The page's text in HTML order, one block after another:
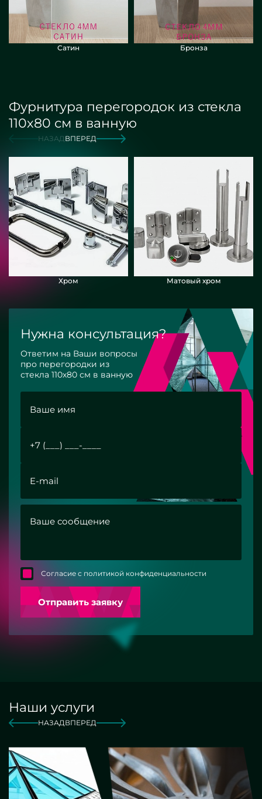
Сатин Бронза
Фурнитура перегородок из стекла
110х80 см в ванную
НАЗАДВПЕРЕД
Хром Матовый хром
Нужна консультация?
Ответим на Ваши вопросы
про перегородки из
стекла 110х80 см в ванную
Согласие с политикой конфиденциальности
Отправить заявку
Наши услуги
НАЗАДВПЕРЕД